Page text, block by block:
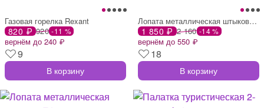
Газовая горелка Rexant
820 ₽ 920 -11 %
вернём до 240 ₽
9
В корзину
Лопата металлическая штыковая 65 см
1 850 ₽ 2 160 -14 %
вернём до 550 ₽
18
В корзину